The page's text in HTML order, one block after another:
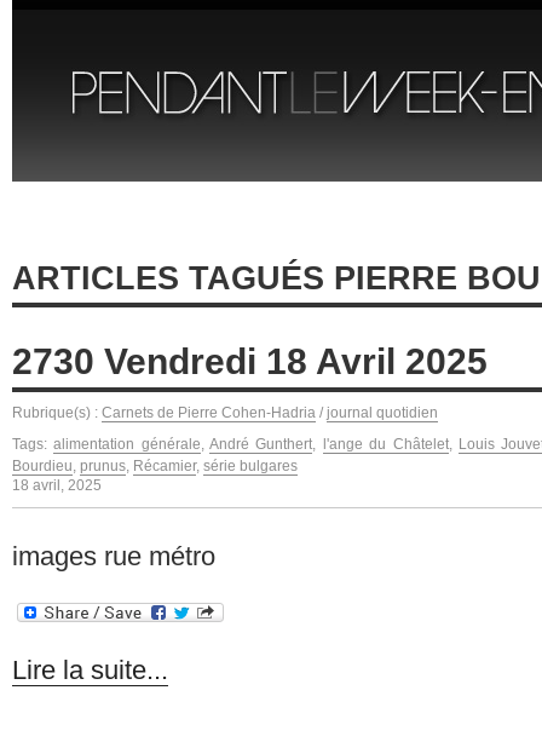
ARTICLES TAGUÉS PIERRE
2730 Vendredi 18 Avril 2025
Rubrique(s) : Carnets de Pierre Cohen-Hadria / journal quotidien
Tags:alimentation générale,André Gunthert, l'ange du Châtelet, Louis
Bourdieu, prunus, Récamier, série bulgares
18 avril, 2025
images rue métro
Lire la suite...